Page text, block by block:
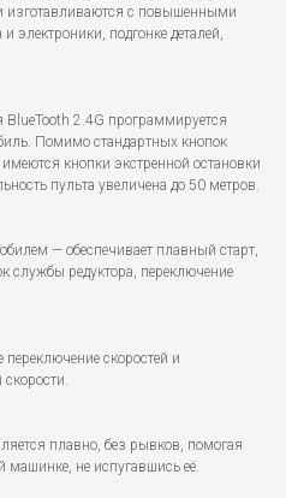
с повышенными
электроники, подгонке деталей,
BlueTooth 2.4G программируется
Помимо стандартных кнопок
кнопки экстренной остановки
пульта увеличена до 50 метров.
— обеспечивает плавный старт,
службы редуктора, переключение
скоростей и
плавно, без рывков, помогая
не испугавшись её.